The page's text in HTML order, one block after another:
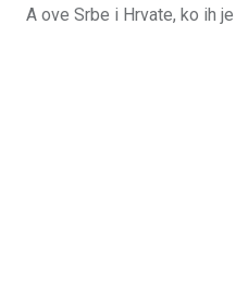
A ove Srbe i Hrvate, ko ih